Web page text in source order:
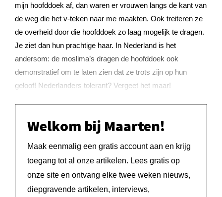
mijn hoofddoek af, dan waren er vrouwen langs de kant van
de weg die het v-teken naar me maakten. Ook treiteren ze
de overheid door die hoofddoek zo laag mogelijk te dragen.
Je ziet dan hun prachtige haar. In Nederland is het
andersom: de moslima’s dragen de hoofddoek ook
demonstratief om te laten zien dat ze trots zijn op hun
geloof! Nederlanders tolerant? Vergeet het maar!
Welkom bij Maarten!
Maak eenmalig een gratis account aan en krijg
toegang tot al onze artikelen. Lees gratis op
onze site en ontvang elke twee weken nieuws,
diepgravende artikelen, interviews,